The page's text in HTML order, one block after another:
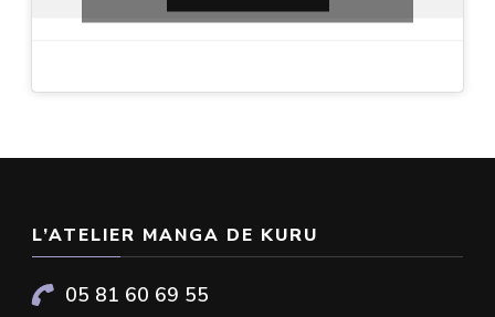
L’ATELIER MANGA DE KURU
05 81 60 69 55